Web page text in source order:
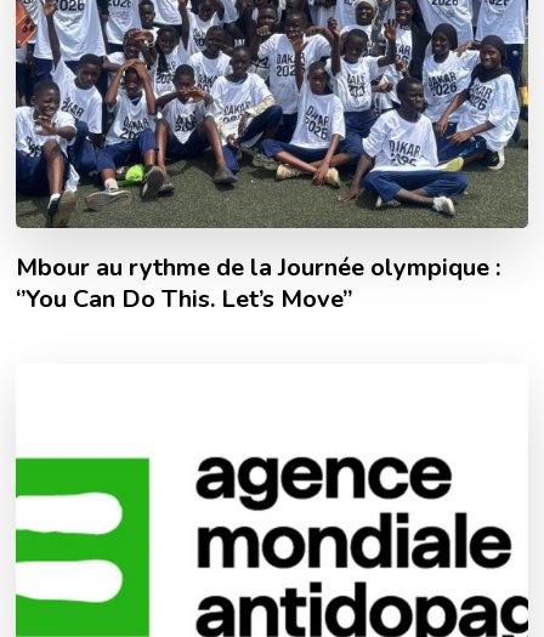
Mbour au rythme de la Journée olympique :
‘’You Can Do This. Let’s Move’’